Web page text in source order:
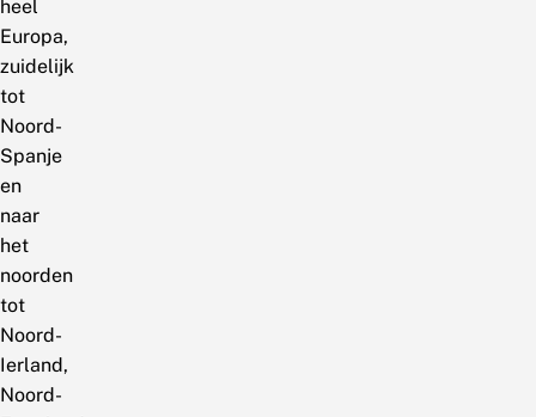
heel
Europa,
zuidelijk
tot
Noord-
Spanje
en
naar
het
noorden
tot
Noord-
Ierland,
Noord-